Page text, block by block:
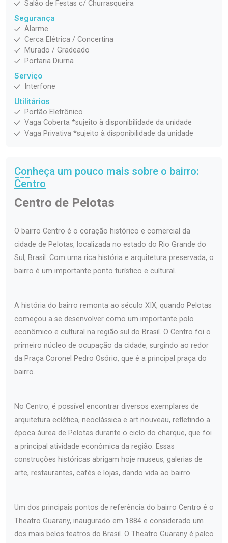
Salão de Festas c/ Churrasqueira
Segurança
Alarme
Cerca Elétrica / Concertina
Murado / Gradeado
Portaria Diurna
Serviço
Interfone
Utilitários
Portão Eletrônico
Vaga Coberta *sujeito à disponibilidade da unidade
Vaga Privativa *sujeito à disponibilidade da unidade
Conheça um pouco mais sobre o bairro:
Centro
Centro de Pelotas
O bairro Centro é o coração histórico e comercial da
cidade de Pelotas, localizada no estado do Rio Grande do
Sul, Brasil. Com uma rica história e arquitetura preservada, o
bairro é um importante ponto turístico e cultural.
A história do bairro remonta ao século XIX, quando Pelotas
começou a se desenvolver como um importante polo
econômico e cultural na região sul do Brasil. O Centro foi o
primeiro núcleo de ocupação da cidade, surgindo ao redor
da Praça Coronel Pedro Osório, que é a principal praça do
bairro.
No Centro, é possível encontrar diversos exemplares de
arquitetura eclética, neoclássica e art nouveau, refletindo a
época áurea de Pelotas durante o ciclo do charque, que foi
a principal atividade econômica da região. Essas
construções históricas abrigam hoje museus, galerias de
arte, restaurantes, cafés e lojas, dando vida ao bairro.
Um dos principais pontos de referência do bairro Centro é o
Theatro Guarany, inaugurado em 1884 e considerado um
dos mais belos teatros do Brasil. O Theatro Guarany é palco